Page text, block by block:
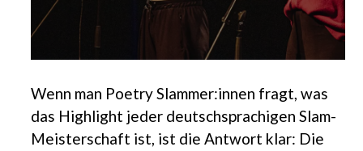
Wenn man Poetry Slammer:innen fragt, was
das Highlight jeder deutschsprachigen Slam-
Meisterschaft ist, ist die Antwort klar: Die